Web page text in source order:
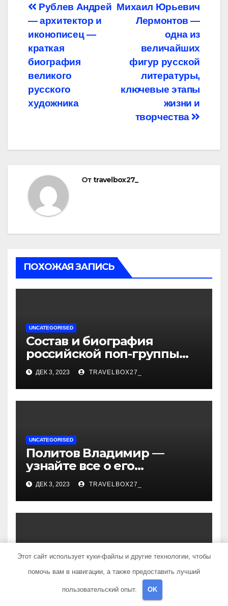
Навигация
по
записям
Михаил Юрьевич
Лермонтов —
одна из
величайших
фигур русской
литературы,
ключевые этапы
жизни и
творчества
Рублев Андрей
— архитектор и
иконописец —
краткая
биография
великого
русского
художника
Отtravelbox27_
ПОХОЖАЯ ЗАПИСЬ
UNCATEGORISED
Состав и биография
российской поп-группы
«Иванушки интернешнл»
— история успеха, музыка
и судьбы участников
ДЕК 3, 2023 TRAVELBOX27_
UNCATEGORISED
Политов Владимир —
узнайте все о его
биографии, возрасте и
впечатляющих
достижениях!
ДЕК 3, 2023 TRAVELBOX27_
Биография Руби Роуз —
успешная музыкальная
карьера, личная жизнь и
Этот сайт использует куки-файлы и другие технологии, чтобы
помочь вам в навигации, а также предоставить лучший
пользовательский опыт. OK